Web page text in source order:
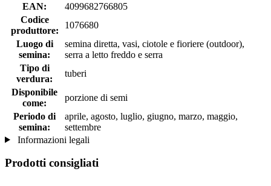
EAN:
4099682766805
Codice
produttore:
1076680
Luogo di
semina:
semina diretta, vasi, ciotole e fioriere (outdoor),
serra a letto freddo e serra
Tipo di
verdura:
tuberi
Disponibile
come:
porzione di semi
Periodo di
semina:
aprile, agosto, luglio, giugno, marzo, maggio,
settembre
Informazioni legali
Prodotti consigliati